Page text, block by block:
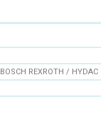
BOSCH REXROTH / HYDAC